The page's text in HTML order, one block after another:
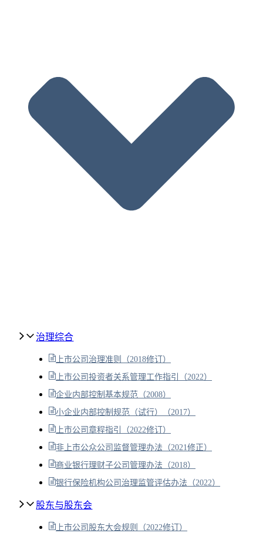
治理综合
上市公司治理准则（2018修订）
上市公司投资者关系管理工作指引（2022）
企业内部控制基本规范（2008）
小企业内部控制规范（试行）（2017）
上市公司章程指引（2022修订）
非上市公众公司监督管理办法（2021修正）
商业银行理财子公司管理办法（2018）
银行保险机构公司治理监管评估办法（2022）
股东与股东会
上市公司股东大会规则（2022修订）